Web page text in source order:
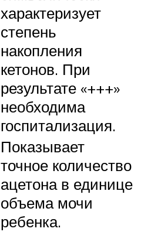
характеризует
степень
накопления
кетонов. При
результате «+++»
необходима
госпитализация.
Показывает
точное количество
ацетона в единице
объема мочи
ребенка.